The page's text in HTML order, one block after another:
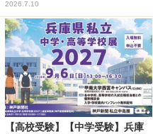
2026.7.10
【高校受験】【中学受験】兵庫